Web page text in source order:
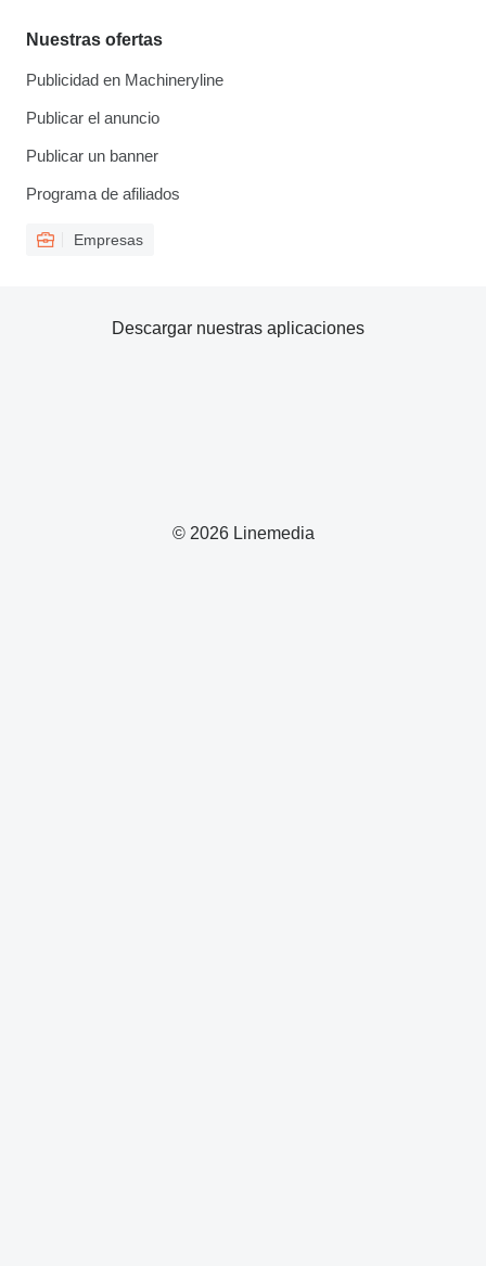
Nuestras ofertas
Publicidad en Machineryline
Publicar el anuncio
Publicar un banner
Programa de afiliados
Empresas
© 2026 Linemedia
Descargar nuestras aplicaciones